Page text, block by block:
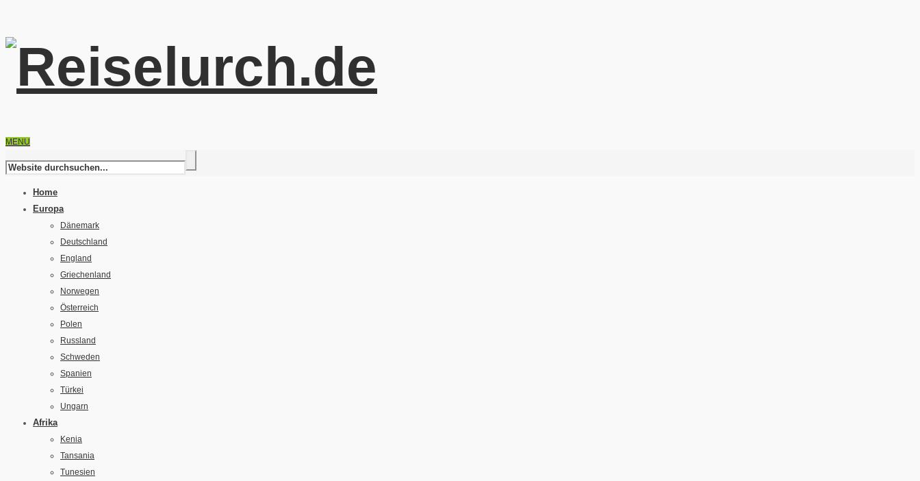
MENU
Home
Europa
Dänemark
Deutschland
England
Griechenland
Norwegen
Österreich
Polen
Russland
Schweden
Spanien
Türkei
Ungarn
Afrika
Kenia
Tansania
Tunesien